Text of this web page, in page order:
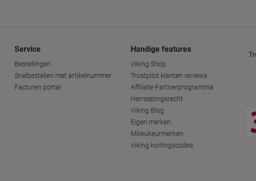
Service
Bestellingen
Snelbestellen met artikelnummer
Facturen portal
Handige features
Viking Shop
Trustpilot klanten reviews
Affiliate Partnerprogramma
Herroepingsrecht
Viking Blog
Eigen merken
Milieukeurmerken
Viking kortingscodes